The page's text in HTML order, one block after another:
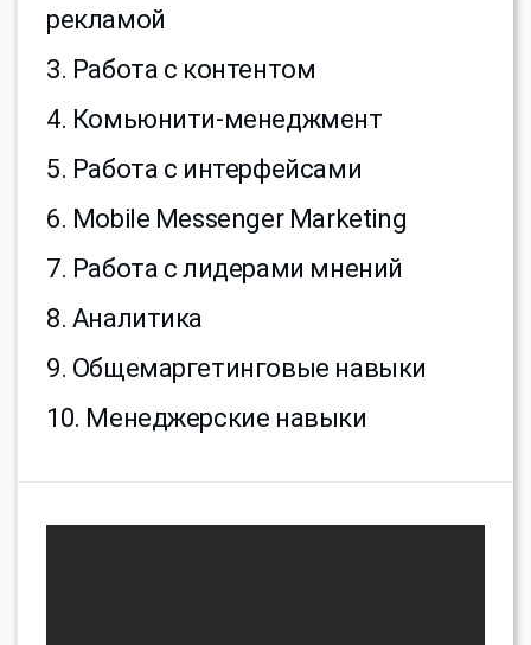
рекламой
3. Работа с контентом
4. Комьюнити-менеджмент
5. Работа с интерфейсами
6. Mobile Messenger Marketing
7. Работа с лидерами мнений
8. Аналитика
9. Общемаргетинговые навыки
10. Менеджерские навыки